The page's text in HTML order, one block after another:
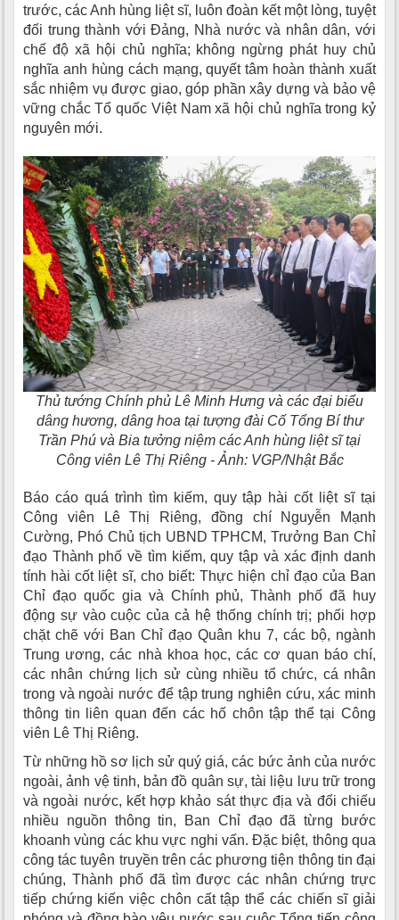
trước, các Anh hùng liệt sĩ, luôn đoàn kết một lòng, tuyệt
đối trung thành với Đảng, Nhà nước và nhân dân, với
chế độ xã hội chủ nghĩa; không ngừng phát huy chủ
nghĩa anh hùng cách mạng, quyết tâm hoàn thành xuất
sắc nhiệm vụ được giao, góp phần xây dựng và bảo vệ
vững chắc Tổ quốc Việt Nam xã hội chủ nghĩa trong kỷ
nguyên mới.
Thủ tướng Chính phủ Lê Minh Hưng và các đại biểu
dâng hương, dâng hoa tại tượng đài Cố Tổng Bí thư
Trần Phú và Bia tưởng niệm các Anh hùng liệt sĩ tại
Công viên Lê Thị Riêng - Ảnh: VGP/Nhật Bắc
Báo cáo quá trình tìm kiếm, quy tập hài cốt liệt sĩ tại
Công viên Lê Thị Riêng, đồng chí Nguyễn Mạnh
Cường, Phó Chủ tịch UBND TPHCM, Trưởng Ban Chỉ
đạo Thành phố về tìm kiếm, quy tập và xác định danh
tính hài cốt liệt sĩ, cho biết: Thực hiện chỉ đạo của Ban
Chỉ đạo quốc gia và Chính phủ, Thành phố đã huy
động sự vào cuộc của cả hệ thống chính trị; phối hợp
chặt chẽ với Ban Chỉ đạo Quân khu 7, các bộ, ngành
Trung ương, các nhà khoa học, các cơ quan báo chí,
các nhân chứng lịch sử cùng nhiều tổ chức, cá nhân
trong và ngoài nước để tập trung nghiên cứu, xác minh
thông tin liên quan đến các hố chôn tập thể tại Công
viên Lê Thị Riêng.
Từ những hồ sơ lịch sử quý giá, các bức ảnh của nước
ngoài, ảnh vệ tinh, bản đồ quân sự, tài liệu lưu trữ trong
và ngoài nước, kết hợp khảo sát thực địa và đối chiếu
nhiều nguồn thông tin, Ban Chỉ đạo đã từng bước
khoanh vùng các khu vực nghi vấn. Đặc biệt, thông qua
công tác tuyên truyền trên các phương tiện thông tin đại
chúng, Thành phố đã tìm được các nhân chứng trực
tiếp chứng kiến việc chôn cất tập thể các chiến sĩ giải